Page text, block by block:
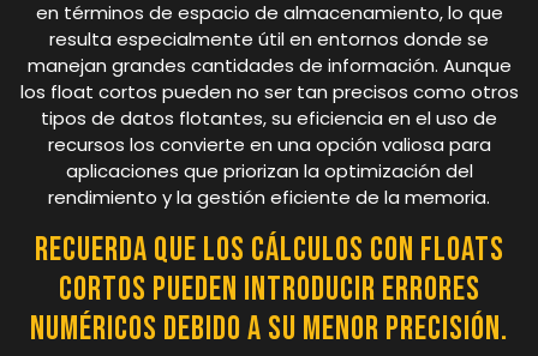
en términos de espacio de almacenamiento, lo que
resulta especialmente útil en entornos donde se
manejan grandes cantidades de información. Aunque
los float cortos pueden no ser tan precisos como otros
tipos de datos flotantes, su eficiencia en el uso de
recursos los convierte en una opción valiosa para
aplicaciones que priorizan la optimización del
rendimiento y la gestión eficiente de la memoria.
Recuerda que los cálculos con floats
cortos pueden introducir errores
numéricos debido a su menor precisión.